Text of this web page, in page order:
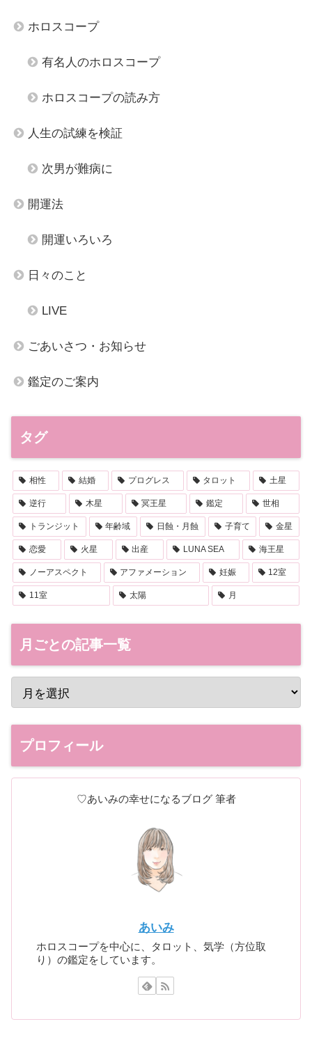
ホロスコープ
有名人のホロスコープ
ホロスコープの読み方
人生の試練を検証
次男が難病に
開運法
開運いろいろ
日々のこと
LIVE
ごあいさつ・お知らせ
鑑定のご案内
タグ
相性 結婚 プログレス タロット 土星
逆行 木星 冥王星 鑑定 世相
トランジット 年齢域 日蝕・月蝕 子育て 金星
恋愛 火星 出産 LUNA SEA 海王星
ノーアスペクト アファメーション 妊娠 12室
11室 太陽 月
月ごとの記事一覧
プロフィール
♡あいみの幸せになるブログ 筆者
あいみ
ホロスコープを中心に、タロット、気学（方位取
り）の鑑定をしています。